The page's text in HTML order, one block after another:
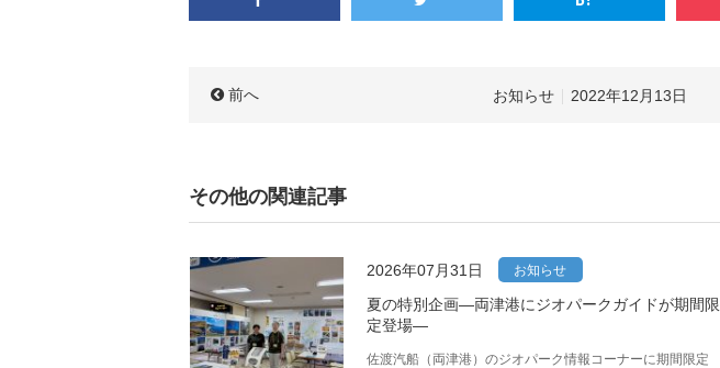
お知らせ 2022年12月13日
前へ
その他の関連記事
2026年07月31日 お知らせ
夏の特別企画―両津港にジオパークガイドが期間限
定登場―
佐渡汽船（両津港）のジオパーク情報コーナーに期間限定